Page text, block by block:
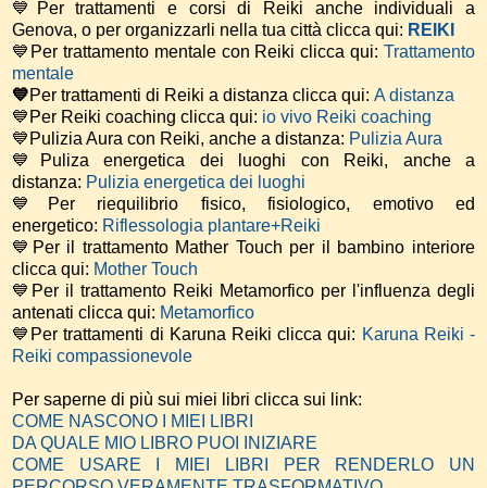
💙Per trattamenti e corsi di Reiki anche individuali a
Genova, o per organizzarli nella tua città clicca qui: REIKI
💙Per trattamento mentale con Reiki clicca qui: Trattamento
mentale
💙Per trattamenti di Reiki a distanza clicca qui: A distanza
💙Per Reiki coaching clicca qui: io vivo Reiki coaching
💙Pulizia Aura con Reiki, anche a distanza: Pulizia Aura
💙Puliza energetica dei luoghi con Reiki, anche a
distanza: Pulizia energetica dei luoghi
💙Per riequilibrio fisico, fisiologico, emotivo ed
energetico: Riflessologia plantare+Reiki
💙Per il trattamento Mather Touch per il bambino interiore
clicca qui: Mother Touch
💙Per il trattamento Reiki Metamorfico per l'influenza degli
antenati clicca qui: Metamorfico
💙Per trattamenti di Karuna Reiki clicca qui: Karuna Reiki -
Reiki compassionevole
Per saperne di più sui miei libri clicca sui link:
COME NASCONO I MIEI LIBRI
DA QUALE MIO LIBRO PUOI INIZIARE
COME USARE I MIEI LIBRI PER RENDERLO UN